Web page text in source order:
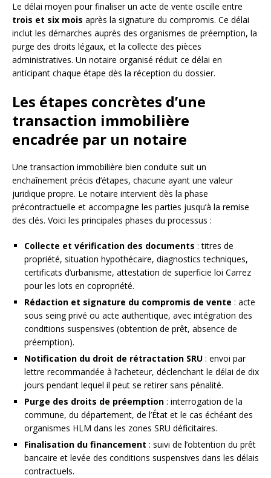
Le délai moyen pour finaliser un acte de vente oscille entre
trois et six mois après la signature du compromis. Ce délai
inclut les démarches auprès des organismes de préemption, la
purge des droits légaux, et la collecte des pièces
administratives. Un notaire organisé réduit ce délai en
anticipant chaque étape dès la réception du dossier.
Les étapes concrètes d’une
transaction immobilière
encadrée par un notaire
Une transaction immobilière bien conduite suit un
enchaînement précis d’étapes, chacune ayant une valeur
juridique propre. Le notaire intervient dès la phase
précontractuelle et accompagne les parties jusqu’à la remise
des clés. Voici les principales phases du processus :
Collecte et vérification des documents : titres de
propriété, situation hypothécaire, diagnostics techniques,
certificats d’urbanisme, attestation de superficie loi Carrez
pour les lots en copropriété.
Rédaction et signature du compromis de vente : acte
sous seing privé ou acte authentique, avec intégration des
conditions suspensives (obtention de prêt, absence de
préemption).
Notification du droit de rétractation SRU : envoi par
lettre recommandée à l’acheteur, déclenchant le délai de dix
jours pendant lequel il peut se retirer sans pénalité.
Purge des droits de préemption : interrogation de la
commune, du département, de l’État et le cas échéant des
organismes HLM dans les zones SRU déficitaires.
Finalisation du financement : suivi de l’obtention du prêt
bancaire et levée des conditions suspensives dans les délais
contractuels.